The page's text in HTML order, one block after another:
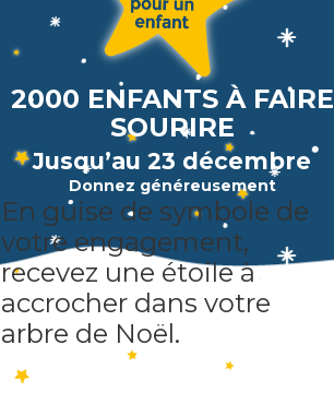
2000 ENFANTS À FAIRE
SOURIRE
Jusqu’au 23 décembre
Donnez généreusement
En guise de symbole de
votre engagement,
recevez une étoile à
accrocher dans votre
arbre de Noël.